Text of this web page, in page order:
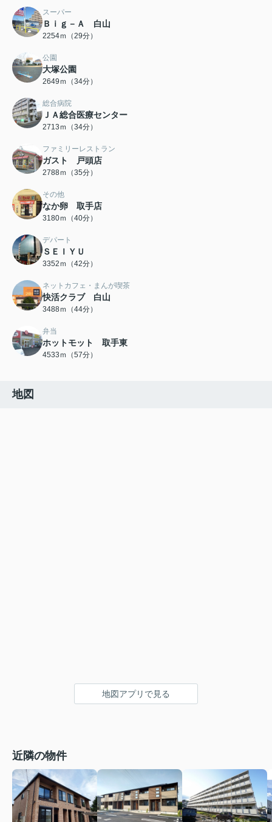
スーパー
Ｂｉｇ－Ａ 白山
2254ｍ（29分）
公園
大塚公園
2649ｍ（34分）
総合病院
ＪＡ総合医療センター
2713ｍ（34分）
ファミリーレストラン
ガスト 戸頭店
2788ｍ（35分）
その他
なか卵 取手店
3180ｍ（40分）
デパート
ＳＥＩＹＵ
3352ｍ（42分）
ネットカフェ・まんが喫茶
快活クラブ 白山
3488ｍ（44分）
弁当
ホットモット 取手東
4533ｍ（57分）
地図
地図アプリで見る
近隣の物件